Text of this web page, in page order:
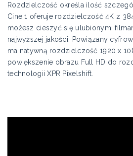
Rozdzielczość określa ilość
Cine 1 oferuje rozdzielczość 4K z
możesz cieszyć się ulubionymi
najwyższej jakości. Powiązany
ma natywną rozdzielczość 1920 x
powiększenie obrazu Full HD do
technologii XPR Pixelshift.